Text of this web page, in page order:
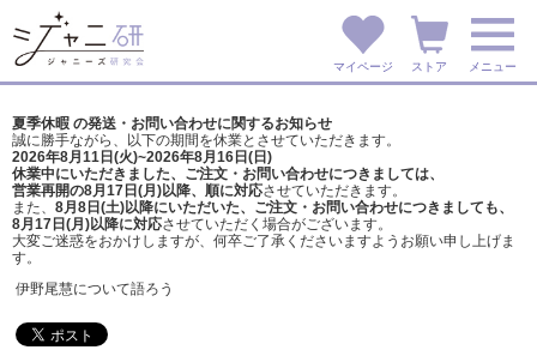
マイページ ストア メニュー
夏季休暇 の発送・お問い合わせに関するお知らせ
誠に勝手ながら、以下の期間を休業とさせていただきます。
2026年8月11日(火)~2026年8月16日(日)
休業中にいただきました、ご注文・お問い合わせにつきましては、
営業再開の8月17日(月)以降、順に対応させていただきます。
また、 8月8日(土)以降にいただいた、ご注文・ お問い合わせにつきましても、
8月17日(月)以降に対応させていただく場合がございます。
大変ご迷惑をおかけしますが、 何卒ご了承くださいますようお願い申し上げま
す。
伊野尾慧について語ろう